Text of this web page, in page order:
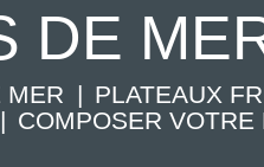
DE
MER
PLATEAUX
COMPOSER